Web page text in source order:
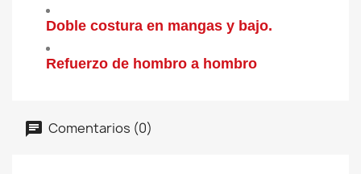
Doble costura en mangas y bajo.
Refuerzo de hombro a hombro
Comentarios (0)